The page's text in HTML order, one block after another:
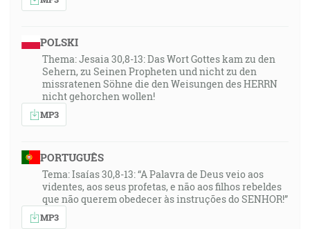
POLSKI
Thema: Jesaia 30,8-13: Das Wort Gottes kam zu den
Sehern, zu Seinen Propheten und nicht zu den
missratenen Söhne die den Weisungen des HERRN
nicht gehorchen wollen!
MP3
PORTUGUÊS
Tema: Isaías 30,8-13: “A Palavra de Deus veio aos
videntes, aos seus profetas, e não aos filhos rebeldes
que não querem obedecer às instruções do SENHOR!”
MP3